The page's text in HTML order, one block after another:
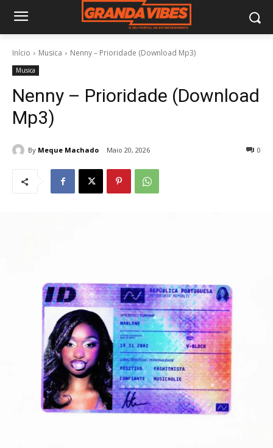
Início Musica Nenny – Prioridade (Download Mp3)
Musica
Nenny – Prioridade (Download
Mp3)
By Meque Machado Maio 20, 2026 0